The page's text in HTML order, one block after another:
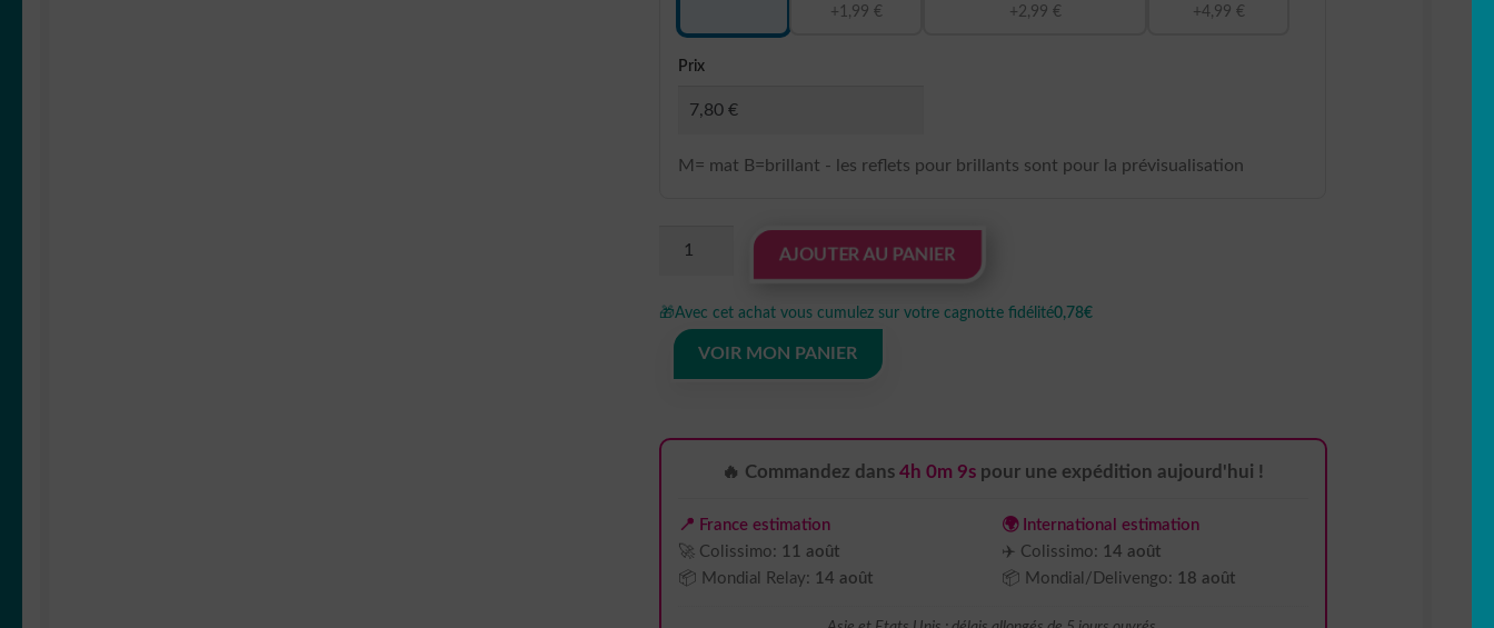
+1,99 € +2,99 € +4,99 €
Prix
M= mat B=brillant - les reflets pour brillants sont pour la prévisualisation
autocollant
Animaux
chat
AJOUTER AU PANIER
🎁Avec cet achat vous cumulez sur votre cagnotte fidélité0,78€
VOIR MON PANIER
🔥 Commandez dans4h 0m 8s pour une expédition aujourd'hui !
📍 France estimation
🚀 Colissimo: 11 août
📦 Mondial Relay: 14 août
🌍 International estimation
✈️ Colissimo: 14 août
📦 Mondial/Delivengo: 18 août